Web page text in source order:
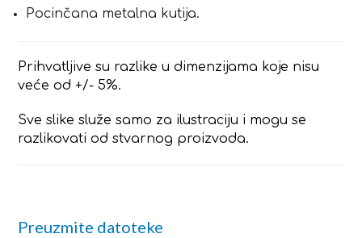
Pocinčana metalna kutija.
Prihvatljive su razlike u dimenzijama koje nisu
veće od +/- 5%.
Sve slike služe samo za ilustraciju i mogu se
razlikovati od stvarnog proizvoda.
Preuzmite datoteke